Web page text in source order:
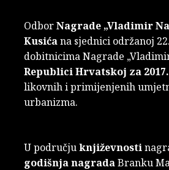
OdborNagrade „Vladimir
Kusićana sjednici održanoj
dobitnicima Nagrade
Republici Hrvatskoj za 2017.
likovnih i primijenjenih
urbanizma.
U područjuknjiževnosti
godišnja nagradaBranku